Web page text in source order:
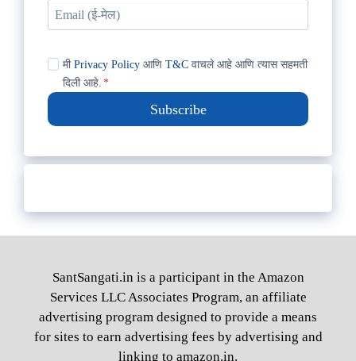
मीPrivacy Policy आणिT&C वाचले आहे आणि त्यास सहमती
दिली आहे. *
Subscribe
SantSangati.in is a participant in the Amazon
Services LLC Associates Program, an affiliate
advertising program designed to provide a means
for sites to earn advertising fees by advertising and
linking to amazon.in.